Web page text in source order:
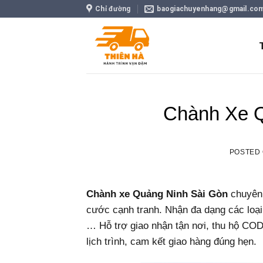
Chỉ đường
Chành Xe
Chành xe Quảng Ninh Sài Gòn
cước cạnh tranh. Nhận đa dạng các
… Hỗ trợ giao nhận tận nơi, thu hộ
lịch trình, cam kết giao hàng đúng hẹn.